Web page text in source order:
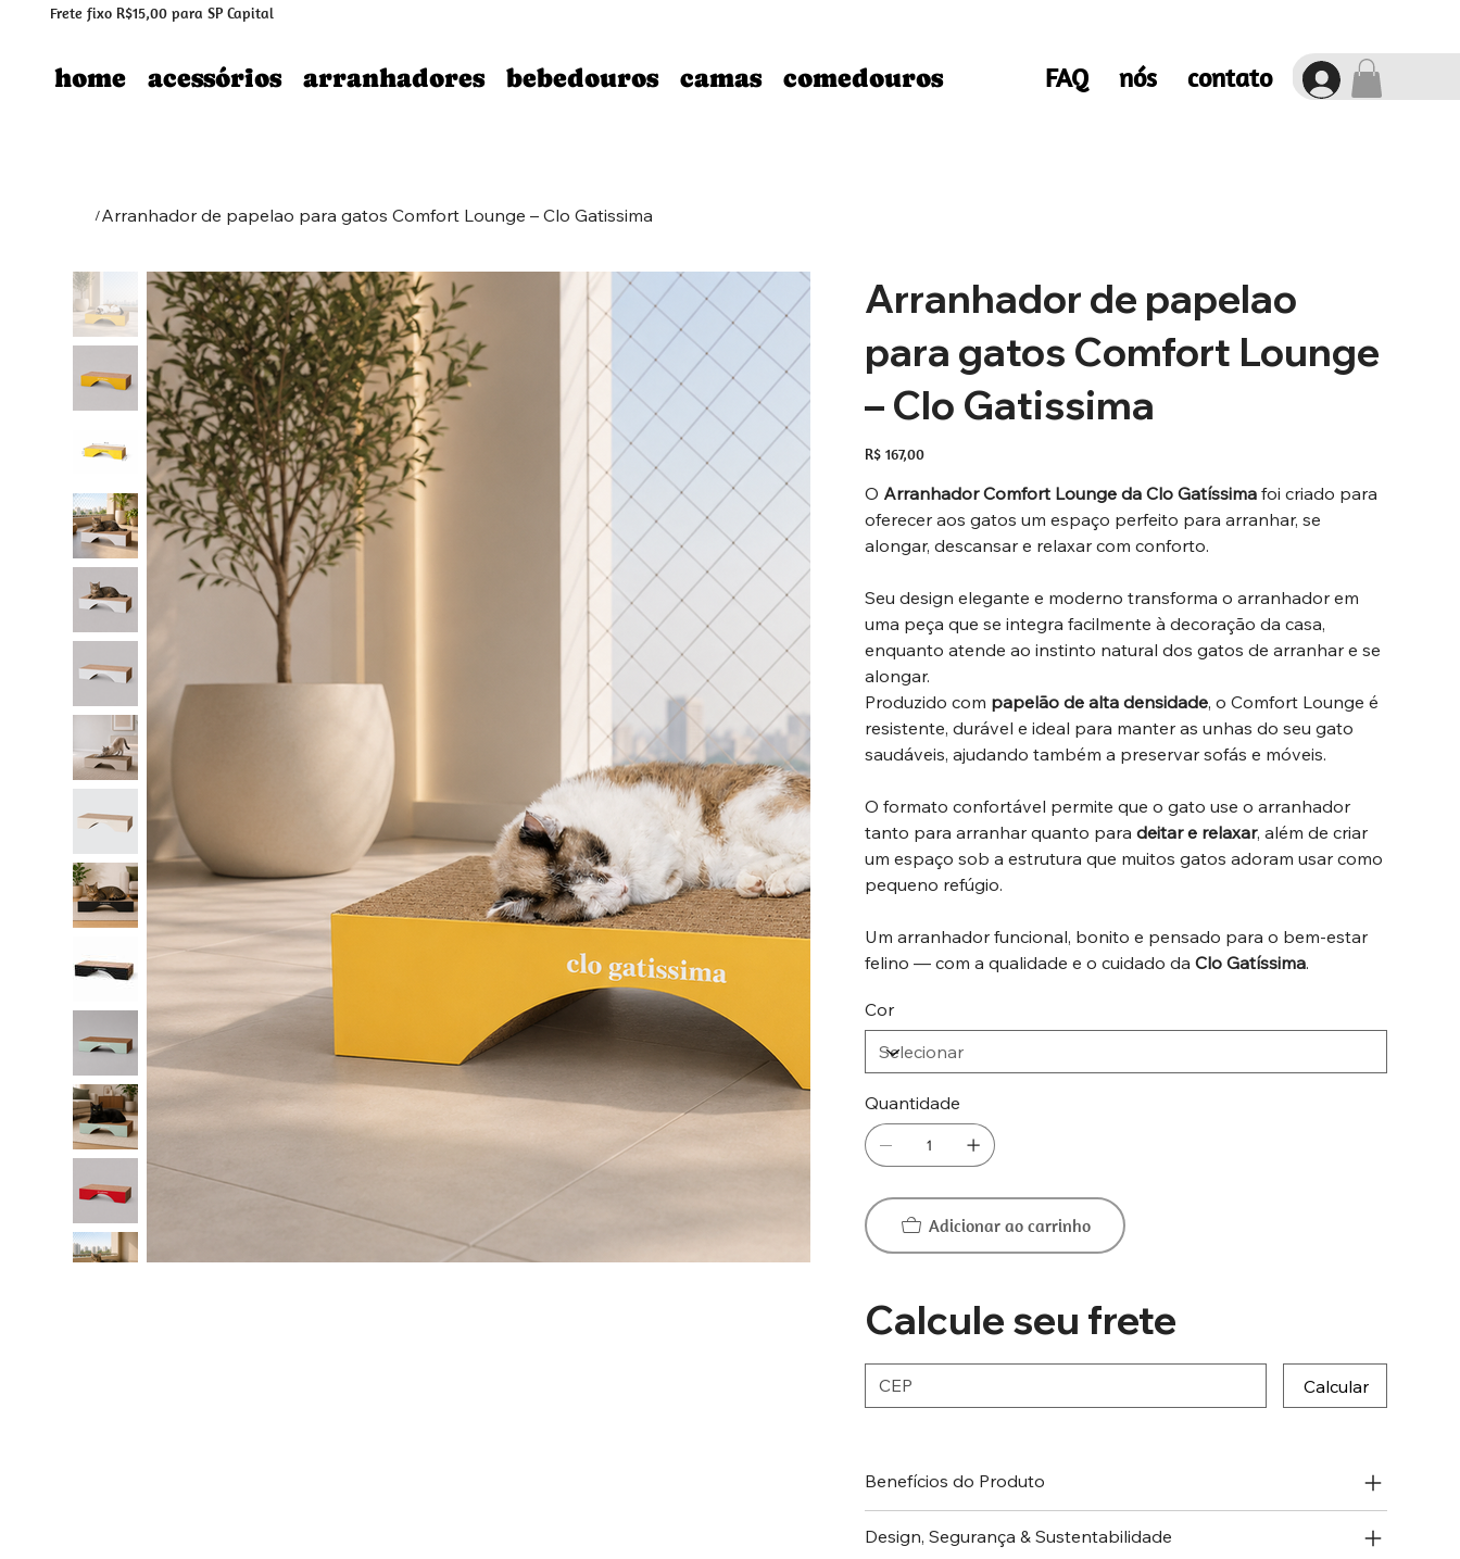
Frete fixo R$15,00 para SP Capital
home acessórios arranhadores bebedouros camas comedouros FAQ nós contato
/Arranhador de papelao para gatos Comfort Lounge – Clo Gatissima
Arranhador de papelao
para gatos Comfort Lounge
– Clo Gatissima
Preço
R$ 167,00
O Arranhador Comfort Lounge da Clo Gatíssimafoi criado para
oferecer aos gatos um espaço perfeito para arranhar, se
alongar, descansar e relaxar com conforto.
Seu design elegante e moderno transforma o arranhador em
uma peça que se integra facilmente à decoração da casa,
enquanto atende ao instinto natural dos gatos de arranhar e se
alongar.
Produzido com papelão de alta densidade, o Comfort Lounge é
resistente, durável e ideal para manter as unhas do seu gato
saudáveis, ajudando também a preservar sofás e móveis.
O formato confortável permite que o gato use o arranhador
tanto para arranhar quanto para deitar e relaxar, além de criar
um espaço sob a estrutura que muitos gatos adoram usar como
pequeno refúgio.
Um arranhador funcional, bonito e pensado para o bem-estar
felino — com a qualidade e o cuidado da Clo Gatíssima.
Cor
Quantidade
Adicionar ao carrinho
Calcule seu frete
Calcular
Benefícios do Produto
Design, Segurança & Sustentabilidade